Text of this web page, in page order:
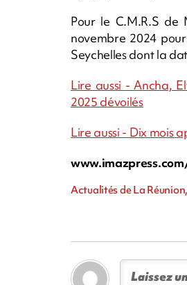
Pour le C.M.R.S de
novembre 2024
Seychelles dont la
Lire aussi - Ancha,
2025 dévoilés
Lire aussi - Dix mois
Actualités de La